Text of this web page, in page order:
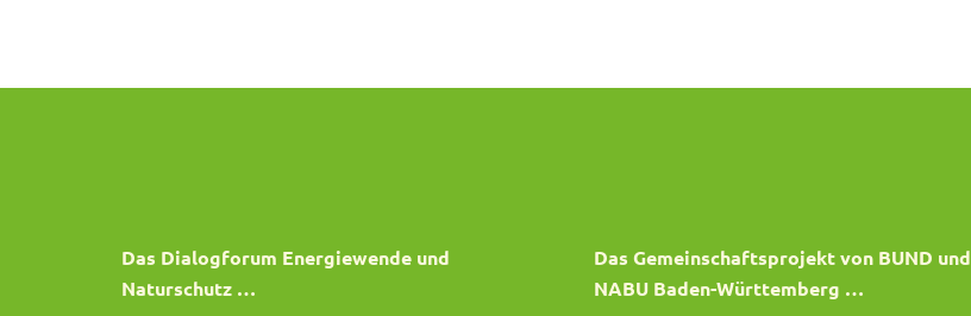
Das Dialogforum Energiewende und
Naturschutz …
Das Gemeinschaftsprojekt von BUND und
NABU Baden-Württemberg …